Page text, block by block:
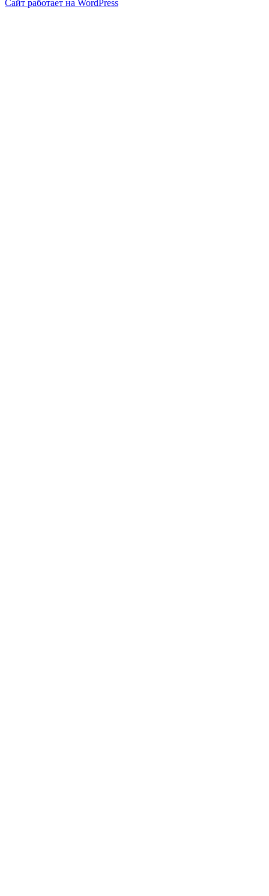
Сайт работает на WordPress